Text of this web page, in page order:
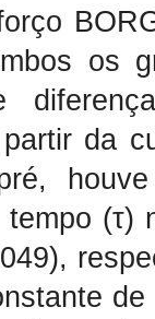
os
partir da
(τ)